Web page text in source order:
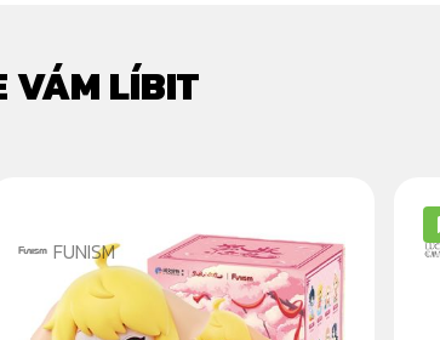
VÁM LÍBIT
FUNISM
FOX SPIRIT MATCHMAKER
BLINDBOX